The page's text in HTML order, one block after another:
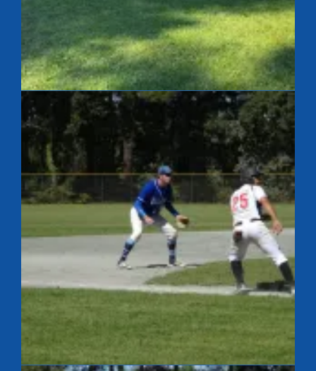
French Summer League